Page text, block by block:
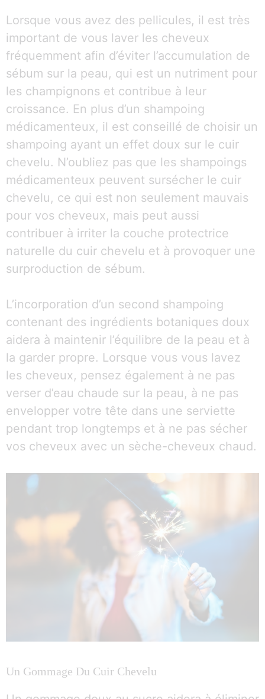
Lorsque vous avez des pellicules, il est très
important de vous laver les cheveux
fréquemment afin d’éviter l’accumulation de
sébum sur la peau, qui est un nutriment pour
les champignons et contribue à leur
croissance. En plus d’un shampoing
médicamenteux, il est conseillé de choisir un
shampoing ayant un effet doux sur le cuir
chevelu. N’oubliez pas que les shampoings
médicamenteux peuvent sursécher le cuir
chevelu, ce qui est non seulement mauvais
pour vos cheveux, mais peut aussi
contribuer à irriter la couche protectrice
naturelle du cuir chevelu et à provoquer une
surproduction de sébum.
L’incorporation d’un second shampoing
contenant des ingrédients botaniques doux
aidera à maintenir l’équilibre de la peau et à
la garder propre. Lorsque vous vous lavez
les cheveux, pensez également à ne pas
verser d’eau chaude sur la peau, à ne pas
envelopper votre tête dans une serviette
pendant trop longtemps et à ne pas sécher
vos cheveux avec un sèche-cheveux chaud.
Un Gommage Du Cuir Chevelu